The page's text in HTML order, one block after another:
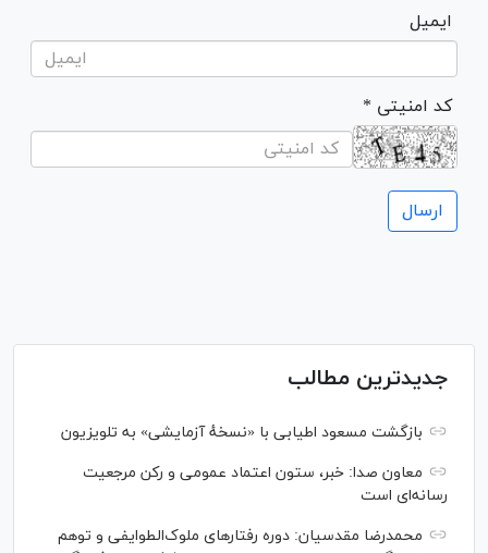
ایمیل
* کد امنیتی
جدیدترین مطالب
بازگشت مسعود اطیابی با «نسخهٔ آزمایشی» به تلویزیون
معاون صدا: خبر، ستون اعتماد عمومی و رکن مرجعیت
رسانه‌ای است
محمدرضا مقدسیان: دوره رفتارهای ملوک‌الطوایفی و توهم